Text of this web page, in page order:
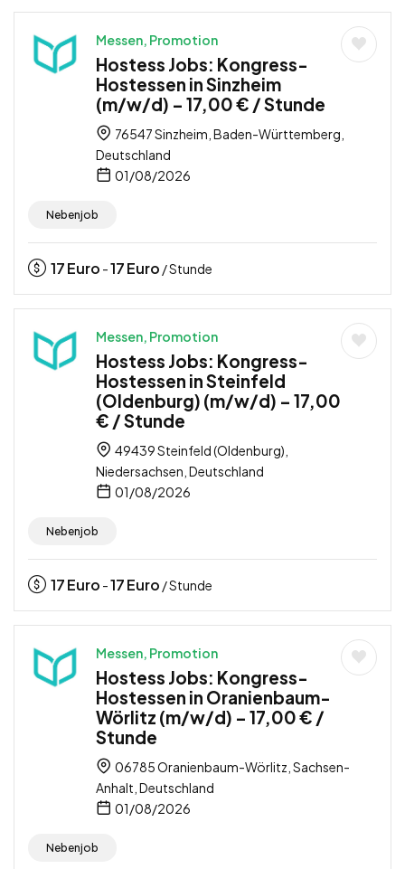
Messen, Promotion
Hostess Jobs: Kongress-
Hostessen in Sinzheim
(m/w/d) – 17,00 € / Stunde
76547 Sinzheim, Baden-Württemberg,
Deutschland
01/08/2026
Nebenjob
17Euro -17Euro / Stunde
Messen, Promotion
Hostess Jobs: Kongress-
Hostessen in Steinfeld
(Oldenburg) (m/w/d) – 17,00
€ / Stunde
49439 Steinfeld (Oldenburg),
Niedersachsen, Deutschland
01/08/2026
Nebenjob
17Euro -17Euro / Stunde
Messen, Promotion
Hostess Jobs: Kongress-
Hostessen in Oranienbaum-
Wörlitz (m/w/d) – 17,00 € /
Stunde
06785 Oranienbaum-Wörlitz, Sachsen-
Anhalt, Deutschland
01/08/2026
Nebenjob